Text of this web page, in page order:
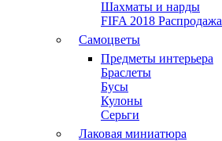
Шахматы и нарды
FIFA 2018 Распродажа
Самоцветы
Предметы интерьера
Браслеты
Бусы
Кулоны
Серьги
Лаковая миниатюра